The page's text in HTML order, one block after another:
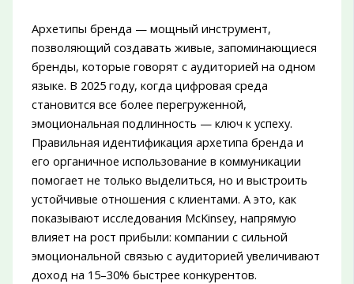
Архетипы бренда — мощный инструмент,
позволяющий создавать живые, запоминающиеся
бренды, которые говорят с аудиторией на одном
языке. В 2025 году, когда цифровая среда
становится все более перегруженной,
эмоциональная подлинность — ключ к успеху.
Правильная идентификация архетипа бренда и
его органичное использование в коммуникации
помогает не только выделиться, но и выстроить
устойчивые отношения с клиентами. А это, как
показывают исследования McKinsey, напрямую
влияет на рост прибыли: компании с сильной
эмоциональной связью с аудиторией увеличивают
доход на 15–30% быстрее конкурентов.